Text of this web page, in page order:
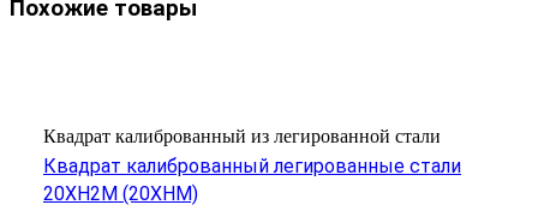
Похожие товары
Квадрат калиброванный из легированной стали
Квадрат калиброванный легированные стали
20ХН2М (20ХНМ)